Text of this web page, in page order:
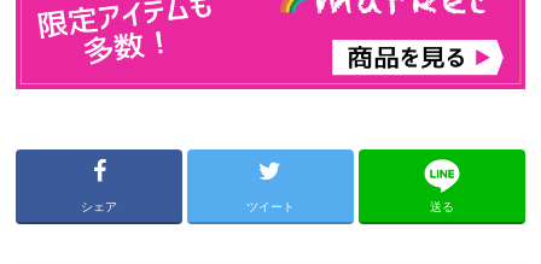
シェア ツイート 送る